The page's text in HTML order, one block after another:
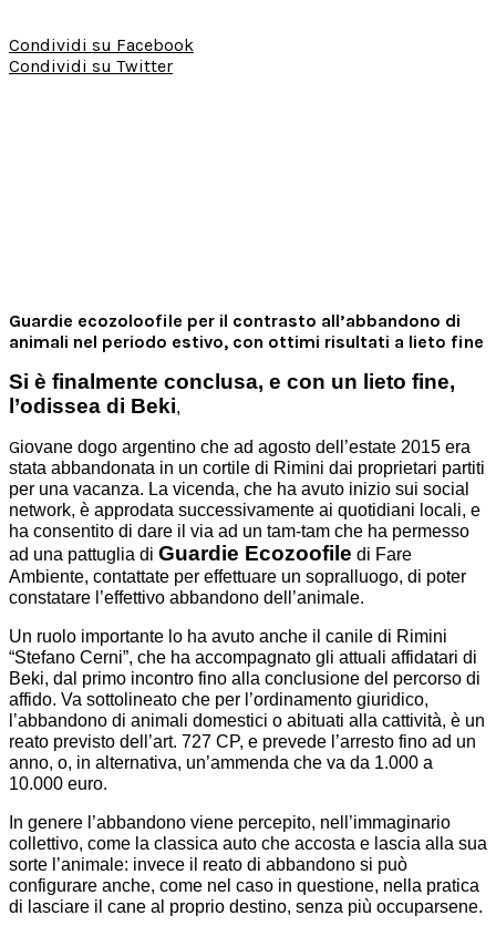
Condividi su Facebook
Condividi su Twitter
Guardie ecozoloofile per il contrasto all’abbandono di
animali nel periodo estivo, con ottimi risultati a lieto fine
Si è finalmente conclusa, e con un lieto fine,
l’odissea di Beki,
Giovane dogo argentino che ad agosto dell’estate 2015 era
stata abbandonata in un cortile di Rimini dai proprietari partiti
per una vacanza. La vicenda, che ha avuto inizio sui social
network, è approdata successivamente ai quotidiani locali, e
ha consentito di dare il via ad un tam-tam che ha permesso
ad una pattuglia di Guardie Ecozoofile di Fare
Ambiente, contattate per effettuare un sopralluogo, di poter
constatare l’effettivo abbandono dell’animale.
Un ruolo importante lo ha avuto anche il canile di Rimini
“Stefano Cerni”, che ha accompagnato gli attuali affidatari di
Beki, dal primo incontro fino alla conclusione del percorso di
affido. Va sottolineato che per l’ordinamento giuridico,
l’abbandono di animali domestici o abituati alla cattività, è un
reato previsto dell’art. 727 CP, e prevede l’arresto fino ad un
anno, o, in alternativa, un’ammenda che va da 1.000 a
10.000 euro.
In genere l’abbandono viene percepito, nell’immaginario
collettivo, come la classica auto che accosta e lascia alla sua
sorte l’animale: invece il reato di abbandono si può
configurare anche, come nel caso in questione, nella pratica
di lasciare il cane al proprio destino, senza più occuparsene.